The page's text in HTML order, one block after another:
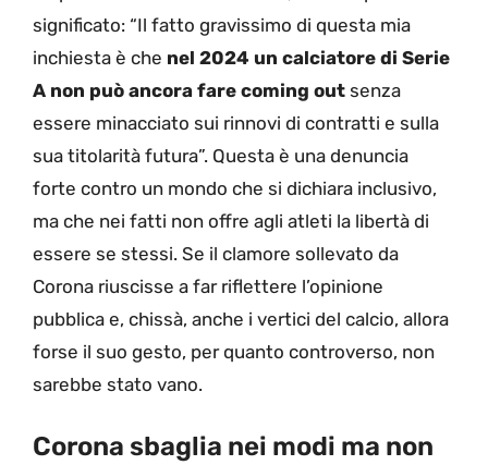
significato: “Il fatto gravissimo di questa mia
inchiesta è che nel 2024 un calciatore di Serie
A non può ancora fare coming out senza
essere minacciato sui rinnovi di contratti e sulla
sua titolarità futura”. Questa è una denuncia
forte contro un mondo che si dichiara inclusivo,
ma che nei fatti non offre agli atleti la libertà di
essere se stessi. Se il clamore sollevato da
Corona riuscisse a far riflettere l’opinione
pubblica e, chissà, anche i vertici del calcio, allora
forse il suo gesto, per quanto controverso, non
sarebbe stato vano.
Corona sbaglia nei modi ma non